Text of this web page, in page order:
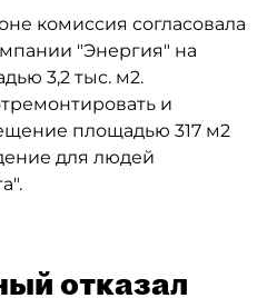
комиссия согласовала
"Энергия" на
3,2 тыс. м2.
и
площадью 317 м2
для людей
отказал